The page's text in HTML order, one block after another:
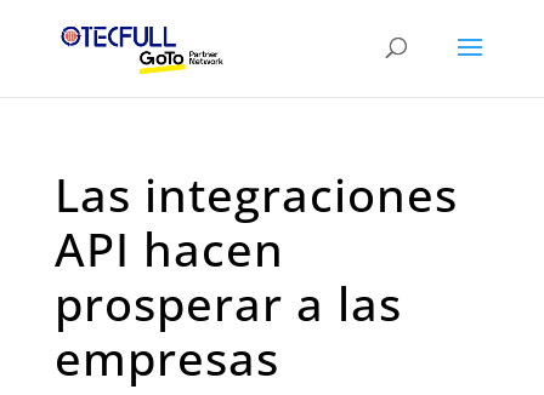
Las integraciones
API hacen
prosperar a las
empresas